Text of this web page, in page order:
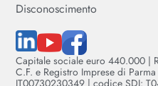
Disconoscimento
Capitale sociale euro 440.000 |
C.F. e Registro Imprese di